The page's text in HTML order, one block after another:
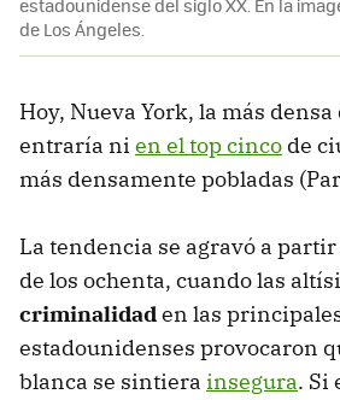
estadounidense del siglo XX. En la
de Los Ángeles.
Hoy, Nueva York, la más
entraría ni en el top cinco de
más densamente pobladas
La tendencia se agravó a
de los ochenta, cuando las
criminalidaden las
estadounidenses provocaron
blanca se sintiera insegura. Si